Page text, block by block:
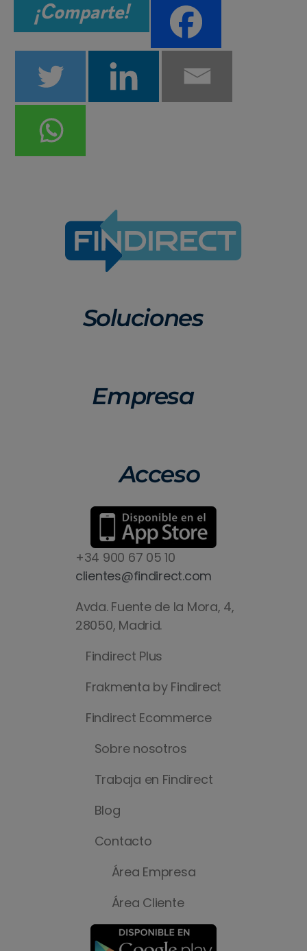
¡Comparte!
Soluciones
Empresa
Acceso
+34 900 67 05 10
clientes@findirect.com
Avda. Fuente de la Mora, 4,
28050, Madrid.
Findirect Plus
Frakmenta by Findirect
Findirect Ecommerce
Sobre nosotros
Trabaja en Findirect
Blog
Contacto
Área Empresa
Área Cliente